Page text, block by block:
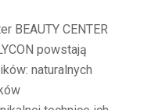
powstają
naturalnych